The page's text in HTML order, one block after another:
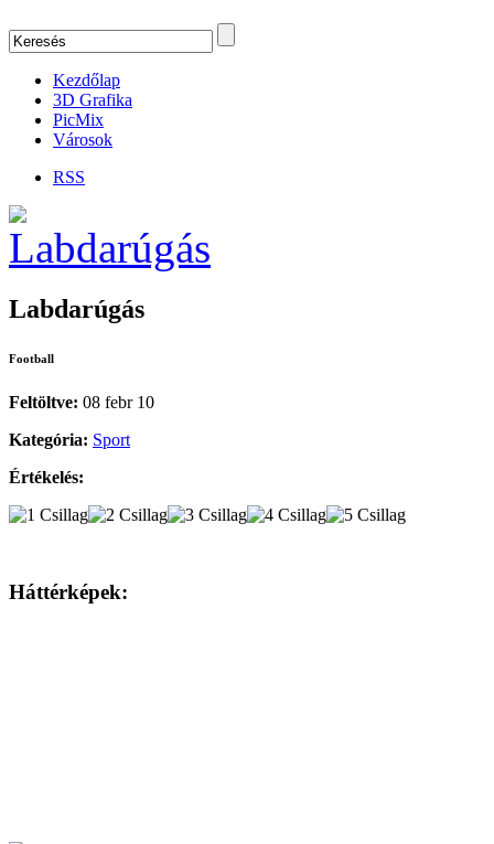
Kezdőlap
3D Grafika
PicMix
Városok
RSS
Labdarúgás
Football
Feltöltve: 08 febr 10
Kategória: Sport
Értékelés:
Háttérképek: